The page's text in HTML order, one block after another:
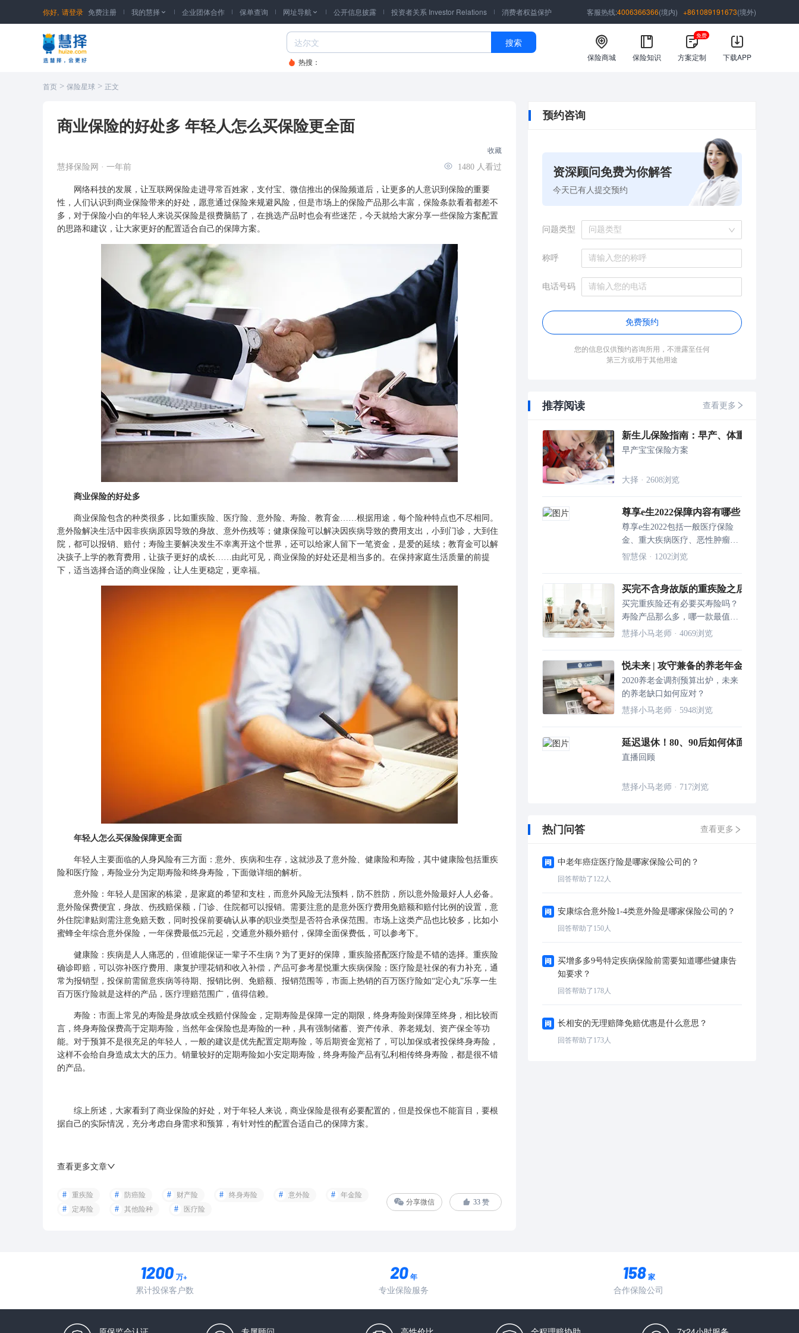
你好, 请登录 免费注册 我的慧择  企业团体合作 保单查询 网址导航  公开信息披露 投资者关系 Investor Relations 消费者权益保护 客服热线:4006366366(境内) +861089191673(境外)
搜索
热搜： 保险商城 保险知识 方案定制
免费
下载APP
首页 > 保险星球 > 正文
商业保险的好处多 年轻人怎么买保险更全面
收藏
慧择保险网 · 一年前 1480 人看过
网络科技的发展，让互联网保险走进寻常百姓家，支付宝、微信推出的保险频道后，让更多的人意识到保险的重要
性，人们认识到商业保险带来的好处，愿意通过保险来规避风险，但是市场上的保险产品那么丰富，保险条款看着都差不
多，对于保险小白的年轻人来说买保险是很费脑筋了，在挑选产品时也会有些迷茫，今天就给大家分享一些保险方案配置
的思路和建议，让大家更好的配置适合自己的保障方案。
商业保险的好处多
商业保险包含的种类很多，比如重疾险、医疗险、意外险、寿险、教育金……根据用途，每个险种特点也不尽相同。
意外险解决生活中因非疾病原因导致的身故、意外伤残等；健康保险可以解决因疾病导致的费用支出，小到门诊，大到住
院，都可以报销、赔付；寿险主要解决发生不幸离开这个世界，还可以给家人留下一笔资金，是爱的延续；教育金可以解
决孩子上学的教育费用，让孩子更好的成长……由此可见，商业保险的好处还是相当多的。在保持家庭生活质量的前提
下，适当选择合适的商业保险，让人生更稳定，更幸福。
年轻人怎么买保险保障更全面
年轻人主要面临的人身风险有三方面：意外、疾病和生存，这就涉及了意外险、健康险和寿险，其中健康险包括重疾
险和医疗险，寿险业分为定期寿险和终身寿险，下面做详细的解析。
意外险：年轻人是国家的栋梁，是家庭的希望和支柱，而意外风险无法预料，防不胜防，所以意外险最好人人必备。
意外险保费便宜，身故、伤残赔保额，门诊、住院都可以报销。需要注意的是意外医疗费用免赔额和赔付比例的设置，意
外住院津贴则需注意免赔天数，同时投保前要确认从事的职业类型是否符合承保范围。市场上这类产品也比较多，比如小
蜜蜂全年综合意外保险 ，一年保费最低25元起，交通意外额外赔付，保障全面保费低，可以参考下。
健康险：疾病是人人痛恶的，但谁能保证一辈子不生病？为了更好的保障，重疾险搭配医疗险是不错的选择。重疾险
确诊即赔，可以弥补医疗费用、康复护理花销和收入补偿，产品可参考星悦重大疾病保险 ；医疗险是社保的有力补充，通
常为报销型，投保前需留意疾病等待期、报销比例、免赔额、报销范围等，市面上热销的百万医疗险如“定心丸”乐享一生
百万医疗险就是这样的产品，医疗理赔范围广，值得信赖。
寿险：市面上常见的寿险是身故或全残赔付保险金，定期寿险是保障一定的期限，终身寿险则保障至终身，相比较而
言，终身寿险保费高于定期寿险，当然年金保险也是寿险的一种，具有强制储蓄、资产传承、养老规划、资产保全等功
能。对于预算不是很充足的年轻人，一般的建议是优先配置定期寿险，等后期资金宽裕了，可以加保或者投保终身寿险，
这样不会给自身造成太大的压力。销量较好的定期寿险如小安定期寿险 ，终身寿险产品有弘利相传终身寿险 ，都是很不错
的产品。
综上所述，大家看到了商业保险的好处，对于年轻人来说，商业保险是很有必要配置的，但是投保也不能盲目，要根
据自己的实际情况，充分考虑自身需求和预算，有针对性的配置合适自己的保障方案。
查看更多文章
重疾险 防癌险 财产险 终身寿险 意外险
年金险
定寿险
其他险种 医疗险
分享微信 33赞
预约咨询
资深顾问免费为你解答
今天已有人提交预约
问题类型 问题类型
称呼
电话号码
免费预约
您的信息仅供预约咨询所用，不泄露至任何
第三方或用于其他用途
推荐阅读 查看更多
新生儿保险指南：早产、体重低，刚出生
早产宝宝保险方案
大择 · 2608浏览
尊享e生2022保障内容有哪些 多少钱
尊享e生2022包括一般医疗保险
金、重大疾病医疗、恶性肿瘤质
子重离子医疗、恶性肿瘤院外特
智慧保 · 1202浏览
买完不含身故版的重疾险之后，这些定期
买完重疾险还有必要买寿险吗？
寿险产品那么多，哪一款最值得
买？
慧择小马老师 · 4069浏览
悦未来 | 攻守兼备的养老年金保险
2020养老金调剂预算出炉，未来
的养老缺口如何应对？
慧择小马老师 · 5948浏览
延迟退休！80、90后如何体面养老？
直播回顾
慧择小马老师 · 717浏览
热门问答 查看更多
中老年癌症医疗险是哪家保险公司的？
回答帮助了 122人
安康综合意外险1-4类意外险是哪家保险公司的？
回答帮助了 150人
买增多多9号特定疾病保险前需要知道哪些健康告
知要求？
回答帮助了 178人
长相安的无理赔降免赔优惠是什么意思？
回答帮助了 173人
万+
累计投保客户数
年
专业保险服务
家
合作保险公司